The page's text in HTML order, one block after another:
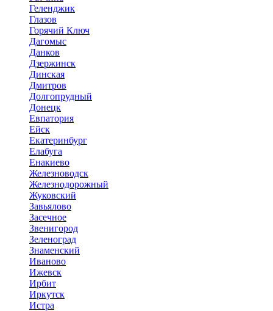
Геленджик
Глазов
Горячий Ключ
Дагомыс
Данков
Дзержинск
Динская
Дмитров
Долгопрудный
Донецк
Евпатория
Ейск
Екатеринбург
Елабуга
Енакиево
Железноводск
Железнодорожный
Жуковский
Завьялово
Засечное
Звенигород
Зеленоград
Знаменский
Иваново
Ижевск
Ирбит
Иркутск
Истра